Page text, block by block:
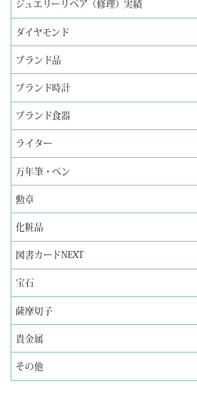
ジュエリーリペア（修理）実績
ダイヤモンド
ブランド品
ブランド時計
ブランド食器
ライター
万年筆・ペン
勲章
化粧品
図書カードNEXT
宝石
薩摩切子
貴金属
その他